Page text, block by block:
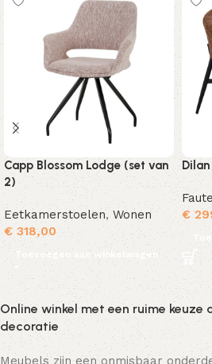
Capp Blossom Lodge (set van
2)
Eetkamerstoelen, Wonen
€318,00
Toevoegen aan winkelwagen
€
Online winkel met een ruime keuze
decoratie
Meubels zijn een onmisbaar